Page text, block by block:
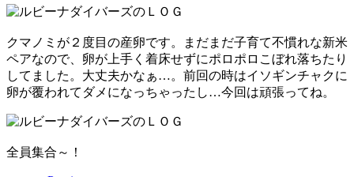
クマノミが２度目の産卵です。まだまだ子育て不慣れな新米
ペアなので、卵が上手く着床せずにポロポロこぼれ落ちたり
してました。大丈夫かなぁ…。前回の時はイソギンチャクに
卵が覆われてダメになっちゃったし…今回は頑張ってね。
全員集合～！